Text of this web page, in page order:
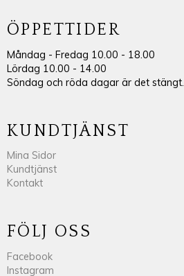
ÖPPETTIDER
Måndag - Fredag 10.00 - 18.00
Lördag 10.00 - 14.00
Söndag och röda dagar är det stängt.
KUNDTJÄNST
Mina Sidor
Kundtjänst
Kontakt
FÖLJ OSS
Facebook
Instagram